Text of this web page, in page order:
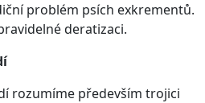
problém psích exkrementů.
deratizaci.
rozumíme především trojici